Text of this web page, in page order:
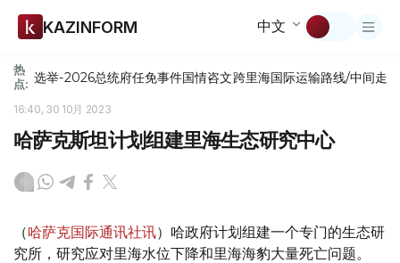
KAZINFORM 中文
热
点: 选举-2026总统府任免事件国情咨文跨里海国际运输路线/中间走廊
16:40, 30 10月 2023
哈萨克斯坦计划组建里海生态研究中心
（哈萨克国际通讯社讯）哈政府计划组建一个专门的生态研
究所，研究应对里海水位下降和里海海豹大量死亡问题。